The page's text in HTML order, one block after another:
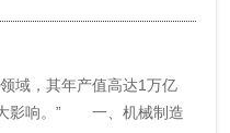
域，其年产值高达1万亿
大影响。” 一、机械制造